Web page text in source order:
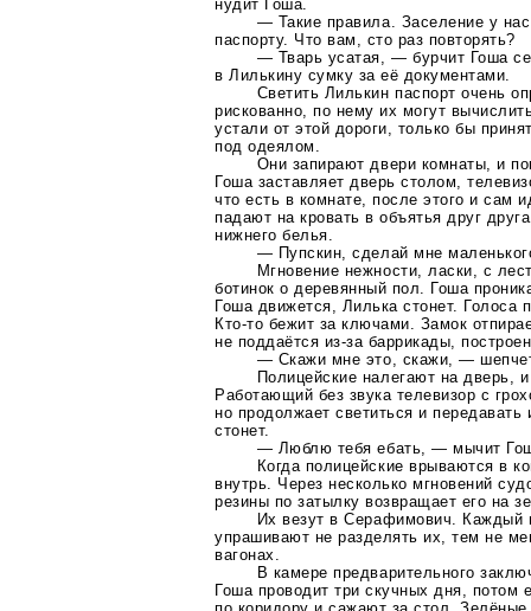
нудит Гоша.
— Такие правила. Заселение у
паспорту. Что вам, сто раз повторять?
— Тварь усатая, — бурчит Гоша
в Лилькину сумку за её документами.
Светить Лилькин паспорт очень
рискованно, по нему их могут
устали от этой дороги, только бы
под одеялом.
Они запирают двери комнаты, и
Гоша заставляет дверь столом,
что есть в комнате, после этого и сам
падают на кровать в объятья друг
нижнего белья.
— Пупскин, сделай мне
Мгновение нежности, ласки, с
ботинок о деревянный пол. Гоша
Гоша движется, Лилька стонет. Голоса
Кто-то бежит за ключами. Замок
не поддаётся из-за баррикады,
— Скажи мне это, скажи, —
Полицейские налегают на дверь,
Работающий без звука телевизор с
но продолжает светиться и передавать
стонет.
— Люблю тебя ебать, — мычит
Когда полицейские врываются в
внутрь. Через несколько мгновений
резины по затылку возвращает его на
Их везут в Серафимович. Каждый
упрашивают не разделять их, тем не
вагонах.
В камере предварительного
Гоша проводит три скучных дня, потом